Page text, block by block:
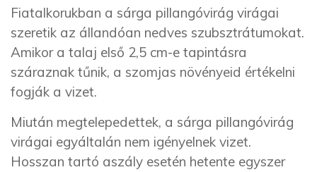
Fiatalkorukban a sárga pillangóvirág virágai
szeretik az állandóan nedves szubsztrátumokat.
Amikor a talaj első 2,5 cm-e tapintásra
száraznak tűnik, a szomjas növényeid értékelni
fogják a vizet.
Miután megtelepedettek, a sárga pillangóvirág
virágai egyáltalán nem igényelnek vizet.
Hosszan tartó aszály esetén hetente egyszer